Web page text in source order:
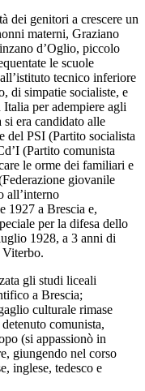
dei genitori a crescere un
materni, Graziano
d’Oglio, piccolo
le scuole
tecnico inferiore
di simpatie socialiste, e
per adempiere agli
era candidato alle
del PSI (Partito socialista
(Partito comunista
le orme dei familiari e
giovanile
all’interno
1927 a Brescia e,
per la difesa dello
1928, a 3 anni di
Viterbo.
gli studi liceali
a Brescia;
culturale rimase
comunista,
(si appassionò in
giungendo nel corso
inglese, tedesco e